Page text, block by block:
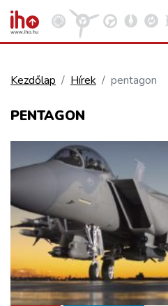
REPÜLÉS
KÖZLEKEDÉSFEJLESZTÉS
ELLÁTÁSI LÁNC
Kezdőlap Hírek pentagon
PENTAGON